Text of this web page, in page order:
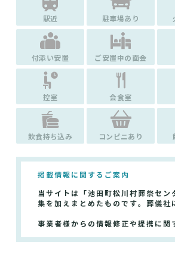
駅近 駐車場あり
付添い安置 ご安置中の面会
控室 会食室
飲食持ち込み コンビニあり
掲載情報に関するご案内
当サイトは「池田町松川村葬祭セ
集を加えまとめたものです。葬儀
事業者様からの情報修正や提携に